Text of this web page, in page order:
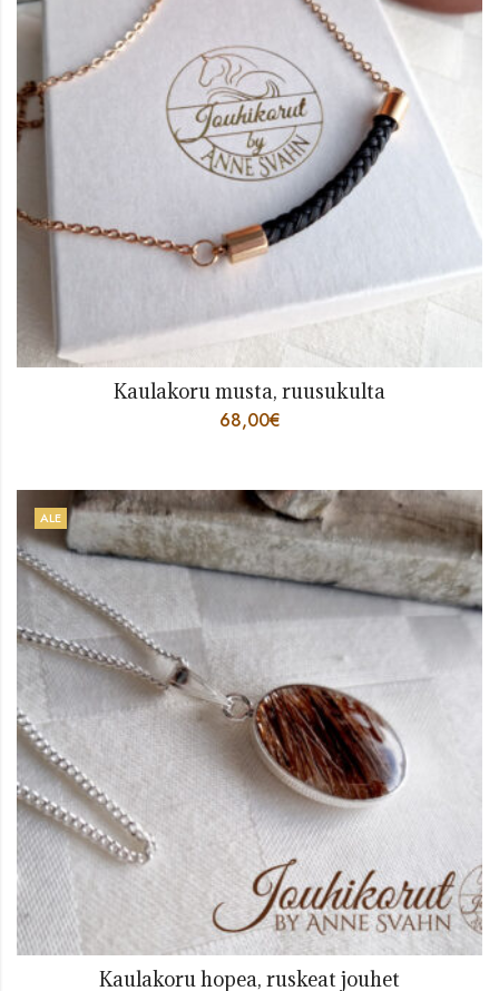
Kaulakoru musta, ruusukulta
68,00€
ALE
Kaulakoru hopea, ruskeat jouhet